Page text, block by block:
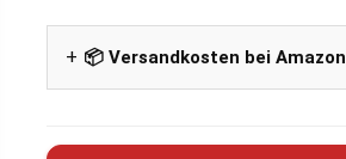
📦 Versandkosten bei Amazon